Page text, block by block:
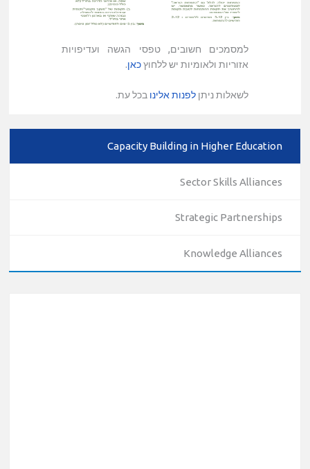
למסמכים חשובים, טפסי הגשה ועדיפויות
אזוריות ולאומיות יש ללחוץכאן.
לשאלות ניתן לפנות אלינו בכל עת.
Capacity Building in Higher Education
Sector Skills Alliances
Strategic Partnerships
Knowledge Alliances